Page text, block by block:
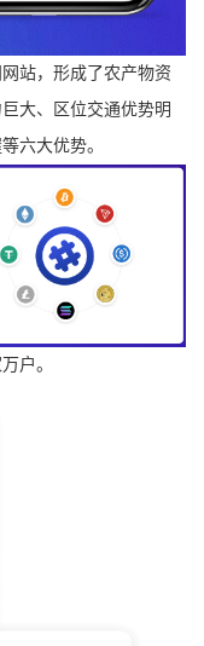
站，形成了农产物资
大、区位交通优势明
六大优势。
户。